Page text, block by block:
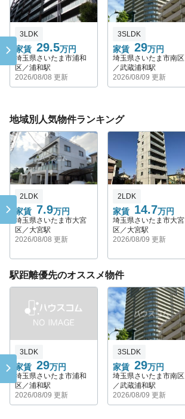
家賃 29.5万円
3LDK
埼玉県さいたま市浦和
区／浦和駅
2026/08/08 更新
家賃 29万円
3SLDK
埼玉県さいたま市南区
／武蔵浦和駅
2026/08/09 更新
地域別人気物件ランキング
家賃 7.9万円
2LDK
埼玉県さいたま市大宮
区／大宮駅
2026/08/08 更新
家賃 14.7万円
2LDK
埼玉県さいたま市大宮
区／大宮駅
2026/08/09 更新
駅距離優先のオススメ物件
家賃 29万円
3LDK
埼玉県さいたま市浦和
区／浦和駅
2026/08/09 更新
家賃 29万円
3SLDK
埼玉県さいたま市南区
／武蔵浦和駅
2026/08/09 更新